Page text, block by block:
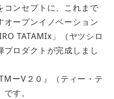
ンセプトに、これまで
オープンイノベーション
TATAMIx」（ヤツシロ
プロダクトが完成しまし
ーV２０』（ティー・テ
す。